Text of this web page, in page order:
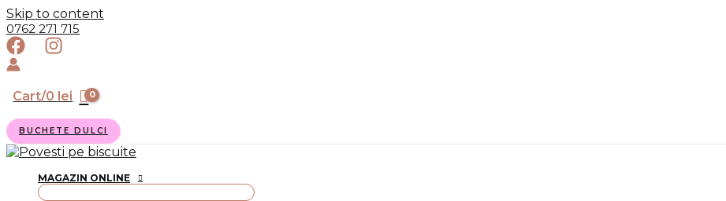
Skip to content
0762 271 715
Cart/0 lei
BUCHETE DULCI
MAGAZIN ONLINE